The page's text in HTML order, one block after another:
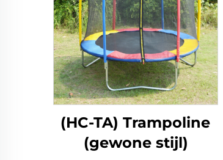
(HC-TA) Trampoline
(gewone stijl)